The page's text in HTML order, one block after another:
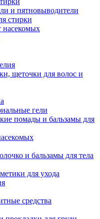
и пятновыводители
стирки
насекомых
щеточки для волос и
гели
помады и бальзамы для
и бальзамы для тела
для ухода
средства